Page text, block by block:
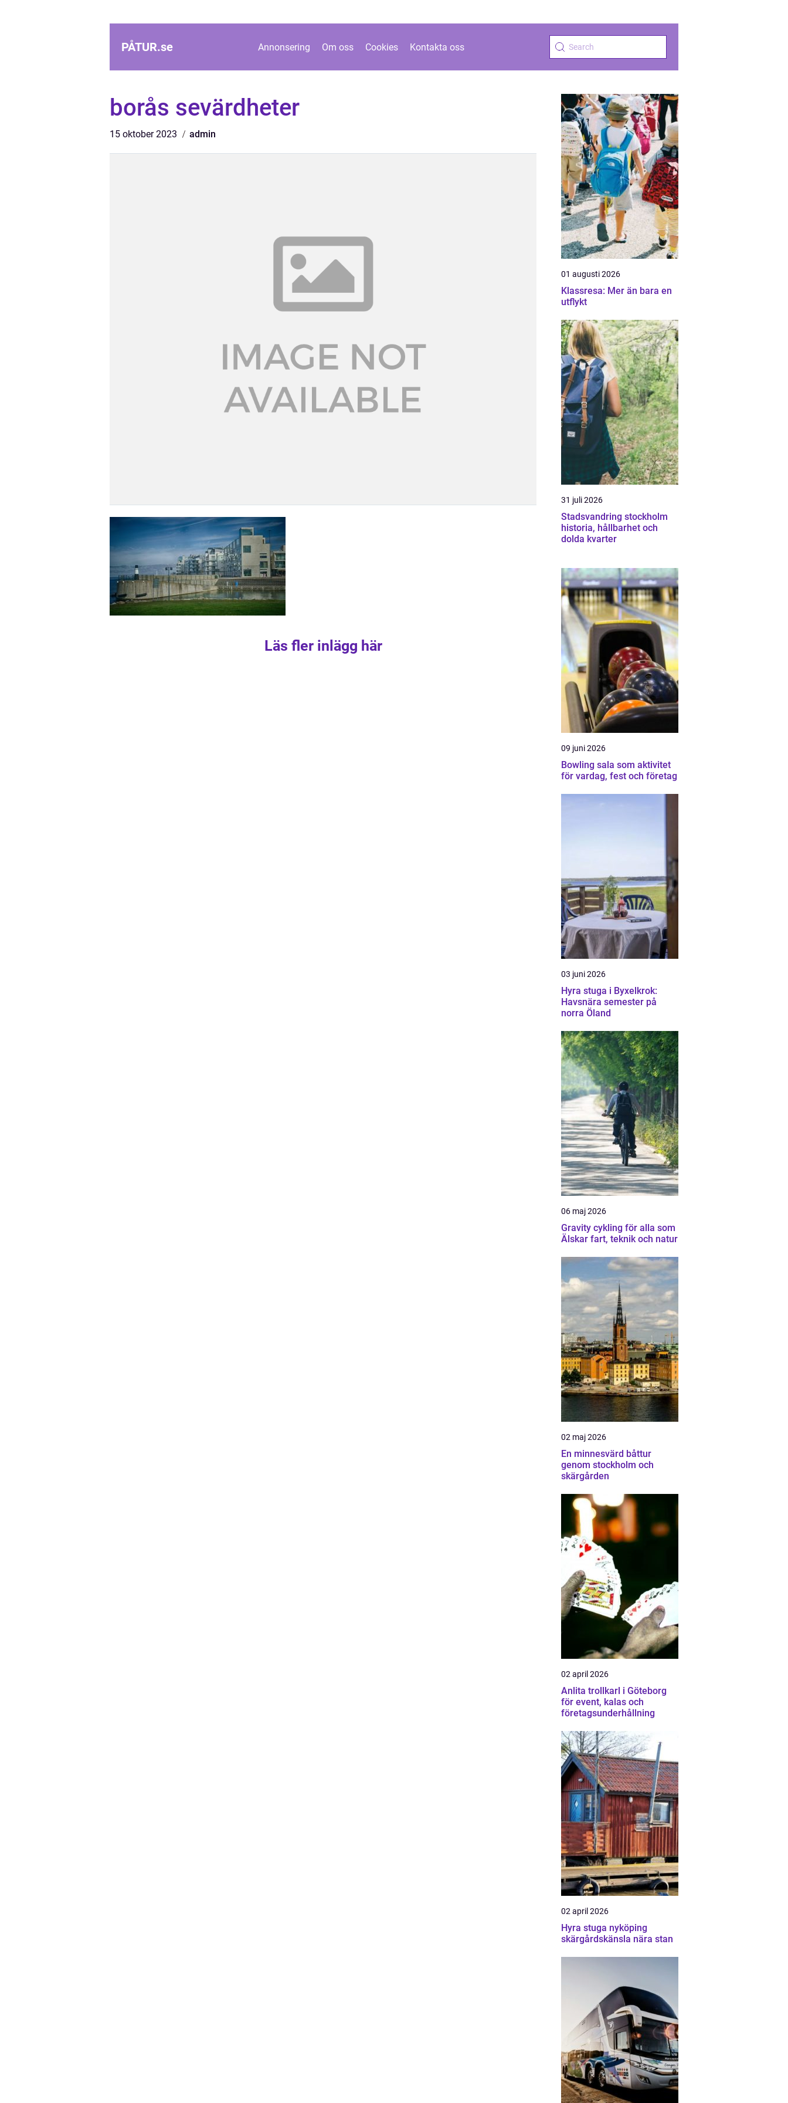
PÅTUR.se Annonsering Om oss Cookies Kontakta oss
borås sevärdheter
15 oktober 2023 admin
Läs fler inlägg här
01 augusti 2026
Klassresa: Mer än bara en
utflykt
31 juli 2026
Stadsvandring stockholm
historia, hållbarhet och
dolda kvarter
09 juni 2026
Bowling sala som aktivitet
för vardag, fest och företag
03 juni 2026
Hyra stuga i Byxelkrok:
Havsnära semester på
norra Öland
06 maj 2026
Gravity cykling för alla som
Älskar fart, teknik och natur
02 maj 2026
En minnesvärd båttur
genom stockholm och
skärgården
02 april 2026
Anlita trollkarl i Göteborg
för event, kalas och
företagsunderhållning
02 april 2026
Hyra stuga nyköping
skärgårdskänsla nära stan